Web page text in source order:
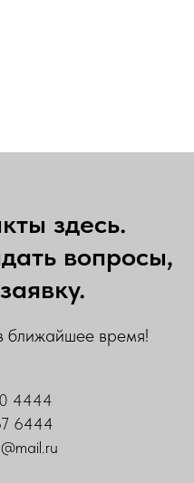
здесь.
вопросы,
ближайшее время!
4444
6444